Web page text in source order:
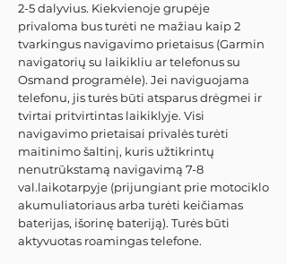
2-5 dalyvius. Kiekvienoje grupėje
privaloma bus turėti ne mažiau kaip 2
tvarkingus navigavimo prietaisus (Garmin
navigatorių su laikikliu ar telefonus su
Osmand programėle). Jei naviguojama
telefonu, jis turės būti atsparus drėgmei ir
tvirtai pritvirtintas laikiklyje. Visi
navigavimo prietaisai privalės turėti
maitinimo šaltinį, kuris užtikrintų
nenutrūkstamą navigavimą 7-8
val.laikotarpyje (prijungiant prie motociklo
akumuliatoriaus arba turėti keičiamas
baterijas, išorinę bateriją). Turės būti
aktyvuotas roamingas telefone.